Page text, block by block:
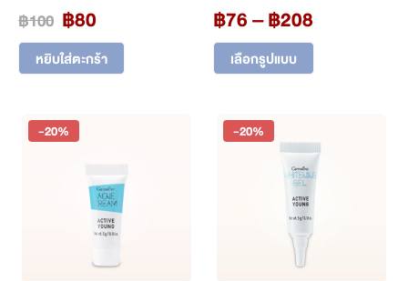
โฟมล้างหน้าฟองครีมนุ่มละเอียด
ช่วยทำความสะอาดผิวหน้าอย่าง
ล้ำลึก พร้อมยับยั้งแบคทีเรีย
อ่อนโยน ไม่ทำลายสมดุลของน้ำ
฿100 Original
price
was:
฿100.
฿80Current
price
is:
฿80.
หยิบใส่ตะกร้า
สิว ด้วยประสิทธิภาพของ อาลัน
โทอิน (Allantoin) ช่วยปลอบ
ประโลมผิว ลดการระคายเคือง
ลดการอักเสบ และช่วยยับยั้ง
เซลล์ผิวและขจัดสิ่งอุดตันในรูขุม
ขน ช่วยฆ่าเชื้อแบคทีเรีย ลดการ
เกิดสิว บรรเทาอาการอักเสบของ
฿76–฿208
range:
through
เลือกรูปแบบ
This
product
variants.
The
-20% -20%